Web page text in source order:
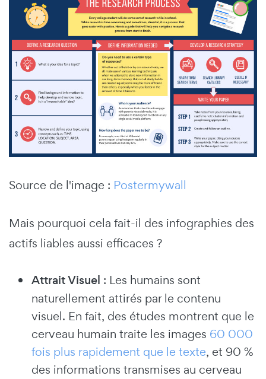
Source de l'image : Postermywall
Mais pourquoi cela fait-il des infographies des
actifs liables aussi efficaces ?
Attrait Visuel : Les humains sont
naturellement attirés par le contenu
visuel. En fait, des études montrent que le
cerveau humain traite les images 60 000
fois plus rapidement que le texte, et 90 %
des informations transmises au cerveau